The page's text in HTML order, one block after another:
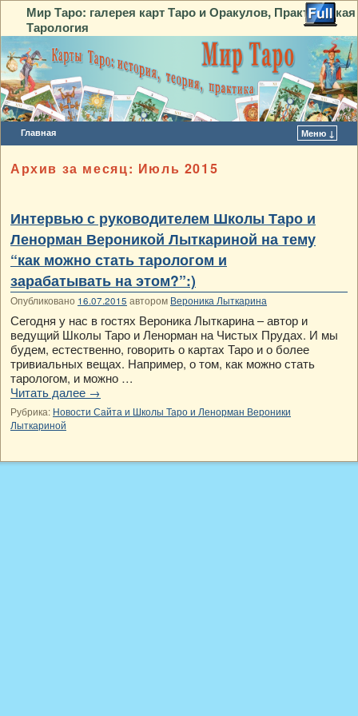
Мир Таро: галерея карт Таро и Оракулов, Практическая
Тарология
Главная Меню ↓
Архив за месяц: Июль 2015
Интервью с руководителем Школы Таро и
Ленорман Вероникой Лыткариной на тему
“как можно стать тарологом и
зарабатывать на этом?”:)
Опубликовано 16.07.2015 автором Вероника Лыткарина
Сегодня у нас в гостях Вероника Лыткарина – автор и
ведущий Школы Таро и Ленорман на Чистых Прудах. И мы
будем, естественно, говорить о картах Таро и о более
тривиальных вещах. Например, о том, как можно стать
тарологом, и можно …
Читать далее →
Рубрика: Новости Сайта и Школы Таро и Ленорман Вероники
Лыткариной